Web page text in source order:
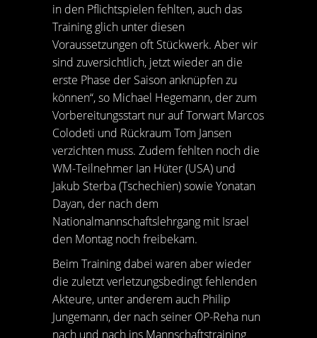
in den Pflichtspielen fehlten, auch das
Training glich unter diesen
Voraussetzungen oft Stückwerk. Aber wir
sind zuversichtlich, jetzt wieder an die
erste Phase der Saison anknüpfen zu
können“, so Michael Hegemann, der zum
Vorbereitungsstart nur auf Torwart Marcos
Colodeti und Rückraum Tom Jansen
verzichten muss. Zudem fehlten noch die
WM-Teilnehmer Ian Hüter (USA) und
Jakub Sterba (Tschechien) sowie Yonatan
Dayan, der nach dem
Nationalmannschaftslehrgang mit Israel
den Montag noch freibekam.
Beim Training dabei waren aber wieder
die zuletzt verletzungsbedingt fehlenden
Akteure, unter anderem auch Philip
Jungemann, der nach seiner OP-Reha nun
nach und nach ins Mannschaftstraining